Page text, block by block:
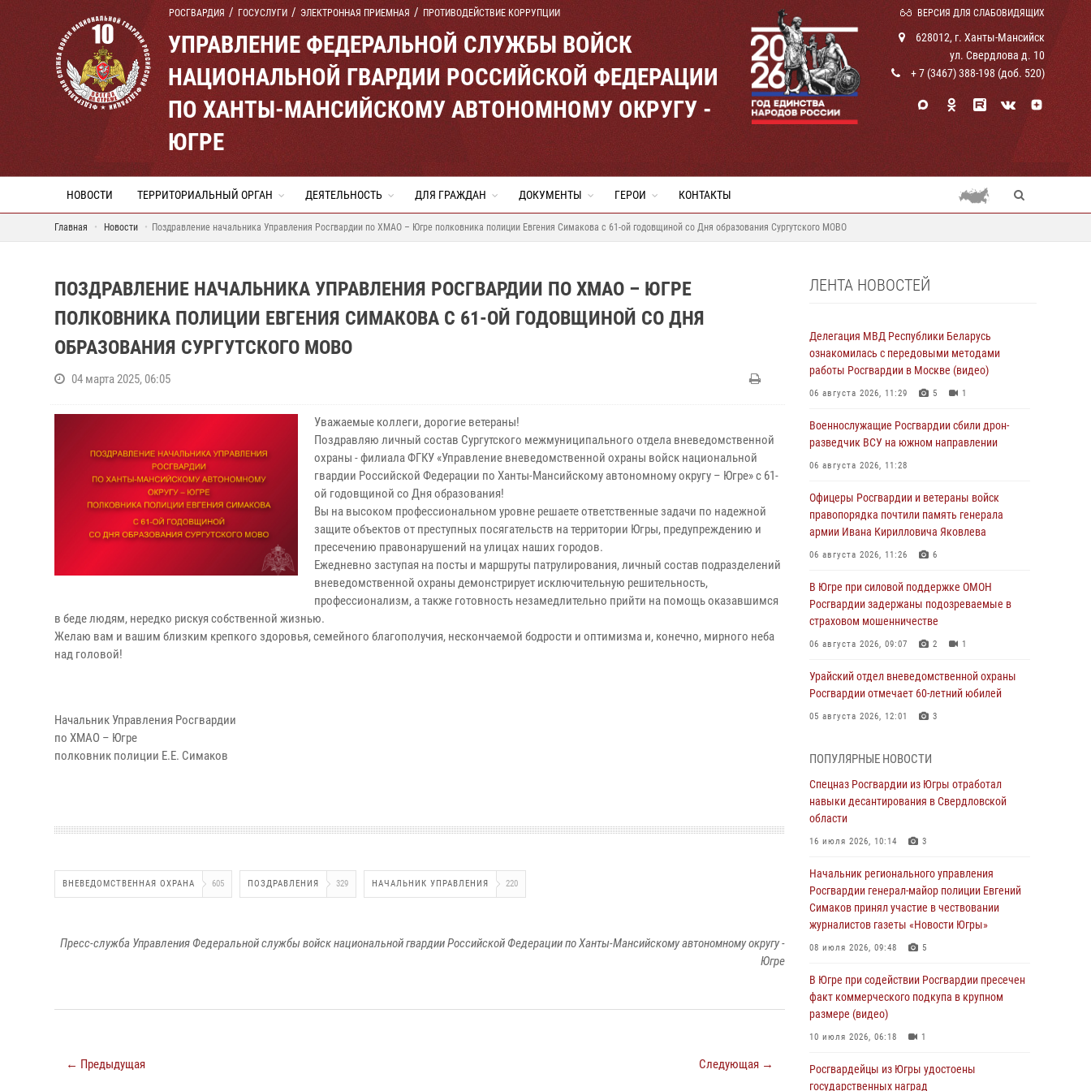
РОСГВАРДИЯ ГОСУСЛУГИ ЭЛЕКТРОННАЯ ПРИЕМНАЯ ПРОТИВОДЕЙСТВИЕ КОРРУПЦИИ ВЕРСИЯ ДЛЯ СЛАБОВИДЯЩИХ
УПРАВЛЕНИЕ ФЕДЕРАЛЬНОЙ СЛУЖБЫ ВОЙСК
НАЦИОНАЛЬНОЙ ГВАРДИИ РОССИЙСКОЙ ФЕДЕРАЦИИ
ПО ХАНТЫ-МАНСИЙСКОМУ АВТОНОМНОМУ ОКРУГУ -
ЮГРЕ
628012, г. Ханты-Мансийск
ул. Свердлова д. 10
+ 7 (3467) 388-198 (доб. 520)
НОВОСТИ ТЕРРИТОРИАЛЬНЫЙ ОРГАН ДЕЯТЕЛЬНОСТЬ ДЛЯ ГРАЖДАН ДОКУМЕНТЫ ГЕРОИ КОНТАКТЫ
Главная Новости Поздравление начальника Управления Росгвардии по ХМАО – Югре полковника полиции Евгения Симакова с 61-ой годовщиной со Дня образования Сургутского МОВО
ПОЗДРАВЛЕНИЕ НАЧАЛЬНИКА УПРАВЛЕНИЯ РОСГВАРДИИ ПО ХМАО – ЮГРЕ
ПОЛКОВНИКА ПОЛИЦИИ ЕВГЕНИЯ СИМАКОВА С 61-ОЙ ГОДОВЩИНОЙ СО ДНЯ
ОБРАЗОВАНИЯ СУРГУТСКОГО МОВО
04 марта 2025, 06:05
Уважаемые коллеги, дорогие ветераны!
Поздравляю личный состав Сургутского межмуниципального отдела вневедомственной
охраны - филиала ФГКУ «Управление вневедомственной охраны войск национальной
гвардии Российской Федерации по Ханты-Мансийскому автономному округу – Югре» с 61-
ой годовщиной со Дня образования!
Вы на высоком профессиональном уровне решаете ответственные задачи по надежной
защите объектов от преступных посягательств на территории Югры, предупреждению и
пресечению правонарушений на улицах наших городов.
Ежедневно заступая на посты и маршруты патрулирования, личный состав подразделений
вневедомственной охраны демонстрирует исключительную решительность,
профессионализм, а также готовность незамедлительно прийти на помощь оказавшимся
в беде людям, нередко рискуя собственной жизнью.
Желаю вам и вашим близким крепкого здоровья, семейного благополучия, нескончаемой бодрости и оптимизма и, конечно, мирного неба
над головой!
Начальник Управления Росгвардии
по ХМАО – Югре
полковник полиции Е.Е. Симаков
ВНЕВЕДОМСТВЕННАЯ ОХРАНА 605 ПОЗДРАВЛЕНИЯ 329 НАЧАЛЬНИК УПРАВЛЕНИЯ 220
Пресс-служба Управления Федеральной службы войск национальной гвардии Российской Федерации по Ханты-Мансийскому автономному округу -
Югре
← Предыдущая Следующая →
ЛЕНТА НОВОСТЕЙ
Делегация МВД Республики Беларусь
ознакомилась с передовыми методами
работы Росгвардии в Москве (видео)
06 августа 2026, 11:29 5 1
Военнослужащие Росгвардии сбили дрон-
разведчик ВСУ на южном направлении
06 августа 2026, 11:28
Офицеры Росгвардии и ветераны войск
правопорядка почтили память генерала
армии Ивана Кирилловича Яковлева
06 августа 2026, 11:26 6
В Югре при силовой поддержке ОМОН
Росгвардии задержаны подозреваемые в
страховом мошенничестве
06 августа 2026, 09:07 2 1
Урайский отдел вневедомственной охраны
Росгвардии отмечает 60-летний юбилей
05 августа 2026, 12:01 3
посвященных дню рождения генерала армии
Ивана Яковлева
05 августа 2026, 11:31 4
В Югре ОМОН Росгвардии оказал содействие
05 августа 2026, 11:14
В Югре сотрудники вневедомственной
охраны Росгвардии пресекли более 100
противоправных деяний за прошедшую
05 августа 2026, 05:56
Генерал-полковник Юрий Аверин выступил на
Всероссийском молодёжном
смыслов»
ПОПУЛЯРНЫЕ НОВОСТИ
Спецназ Росгвардии из Югры отработал
навыки десантирования в Свердловской
области
16 июля 2026, 10:14 3
Начальник регионального управления
Росгвардии генерал-майор полиции Евгений
Симаков принял участие в чествовании
журналистов газеты «Новости Югры»
08 июля 2026, 09:48 5
В Югре при содействии Росгвардии пресечен
факт коммерческого подкупа в крупном
размере (видео)
10 июля 2026, 06:18 1
Росгвардейцы из Югры удостоены
государственных наград